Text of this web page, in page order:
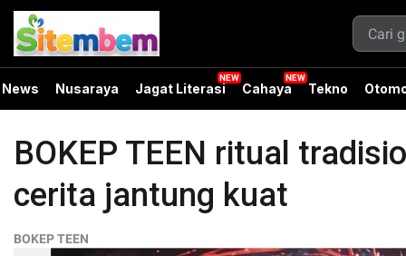
News Nusaraya Jagat Literasi Cahaya Tekno
BOKEP TEEN ritual
cerita jantung kuat
BOKEP TEEN